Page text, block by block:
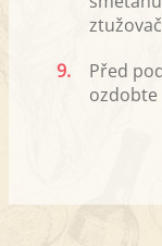
9.
Před
ozdobte